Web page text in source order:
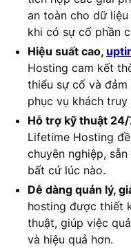
an toàn cho dữ
khi có sự cố phần
Hiệu suất cao,
Hosting cam kết
thiểu sự cố và
phục vụ khách truy
Hỗ trợ kỹ thuật 24/
Lifetime Hosting
chuyên nghiệp,
bất cứ lúc nào.
Dễ dàng quản lý,
hosting được thiết
thuật, giúp việc
và hiệu quả hơn.